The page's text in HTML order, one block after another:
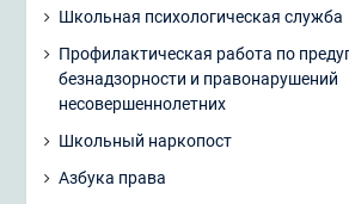
Школьная психологическая служба
Профилактическая работа по
безнадзорности и правонарушений
несовершеннолетних
Школьный наркопост
Азбука права